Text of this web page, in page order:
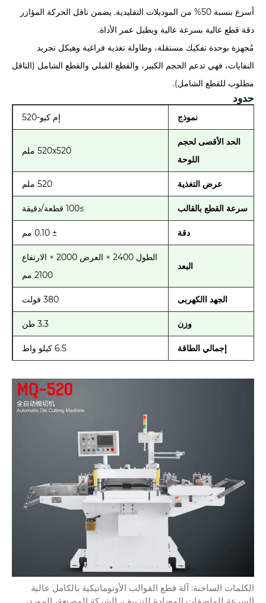
أسرع بنسبة 50% من الموديلات التقليدية. يضمن ناقل الحركة المؤازر
دقة قطع عالية بسرعة عالية ويطيل عمر الأداة.
مُجهزة بوحدة تفكيك مستقلة، وطاولة تغذية فراغية وهيكل تجريد
النفايات، فهي تدعم الحجم الكبير، والقطع القبلي والقطع الشامل (الناقل
مطلوب للقطع الشامل).
حدود
نموذج إم كيو-520
الحد الأقصى لحجم
اللوحة
520x520 ملم
عرض التغذية 520 ملم
سرعة القطع بالقالب ≥100 قطعة/دقيقة
دقة ± 0.10 مم
البعد
الطول 2400 × العرض 2000 × الارتفاع
2100 مم
الجهد االكهربى 380 فولت
وزن 3.3 طن
إجمالي الطاقة 6.5 كيلو واط
الكلمات الساخنة: آلة قطع القوالب الأوتوماتيكية بالكامل عالية